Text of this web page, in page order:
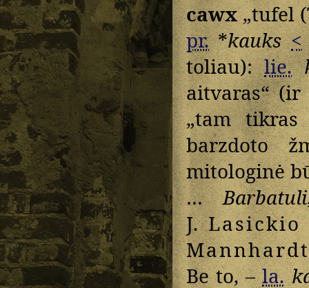
cawx„tufel
pr.*kauks <
toliau):lie.
aitvaras“
„tam
barzdoto
mitologinė
…Barbatuli
J.Lasickio
Mannhardt
Be to, –la.